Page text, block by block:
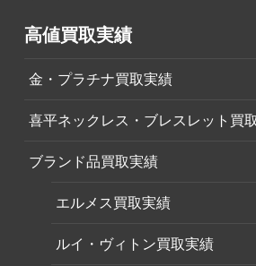
高値買取実績
金・プラチナ買取実績
喜平ネックレス・ブレスレット買
ブランド品買取実績
エルメス買取実績
ルイ・ヴィトン買取実績